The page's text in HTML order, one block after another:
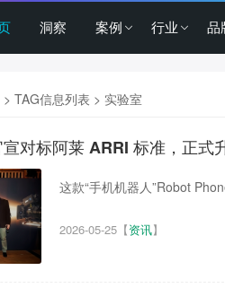
洞察 案例 行业 品
> TAG信息列表 > 实验室
对标阿莱 ARRI 标准，正式
这款“手机机器人”Robot
2026-05-25【资讯】